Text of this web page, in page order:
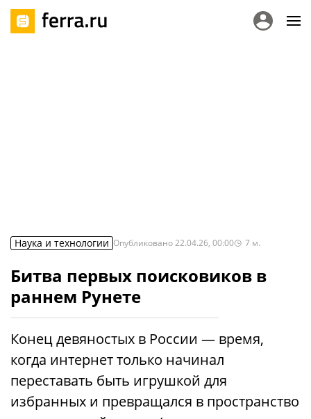
Наука и технологии Опубликовано22.04.26, 00:00 7 м.
Битва первых поисковиков в
раннем Рунете
Конец девяностых в России — время,
когда интернет только начинал
переставать быть игрушкой для
избранных и превращался в пространство